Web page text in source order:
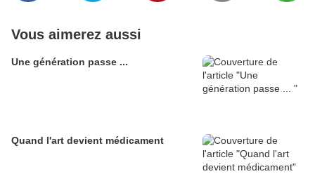
Vous aimerez aussi
Une génération passe ...
Quand l'art devient médicament